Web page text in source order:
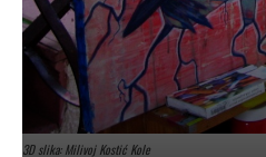
3D slika: Milivoj Kostić Kole